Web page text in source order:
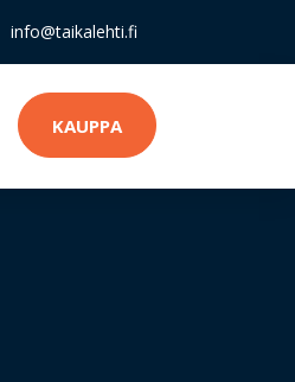
info@taikalehti.fi
KAUPPA